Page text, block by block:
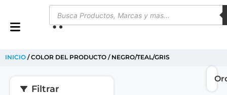
INICIO / COLOR DEL PRODUCTO / NEGRO/TEAL/GRIS
Filtrar